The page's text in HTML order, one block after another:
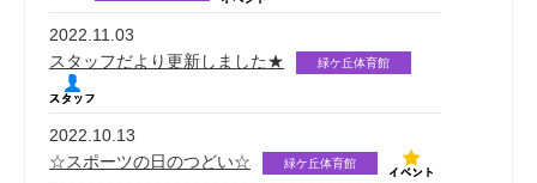
2022.11.03
スタッフだより更新しました★
緑ケ丘体育館
2022.10.13
☆スポーツの日のつどい☆
緑ケ丘体育館